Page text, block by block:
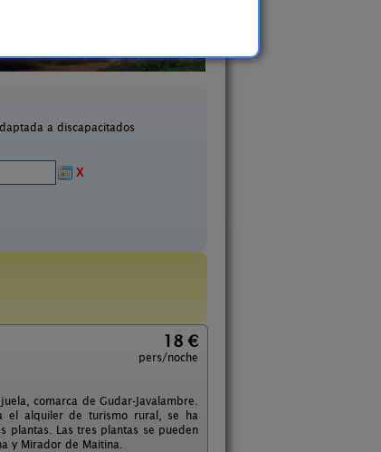
La Pobla de Benifassà
a discapacitados
X
18 €
pers/noche
comarca de Gudar-Javalambre.
el alquiler de turismo rural, se ha
plantas. Las tres plantas se pueden
y Mirador de Maitina.